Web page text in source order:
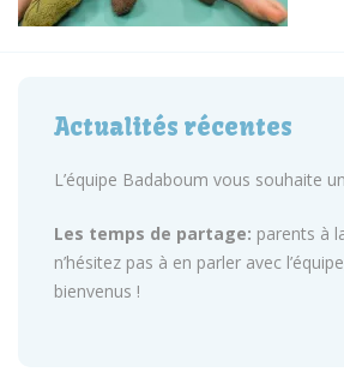
Actualités récentes
L’équipe Badaboum vous souhaite
Les temps de partage: parents à
n’hésitez pas à en parler avec
bienvenus !